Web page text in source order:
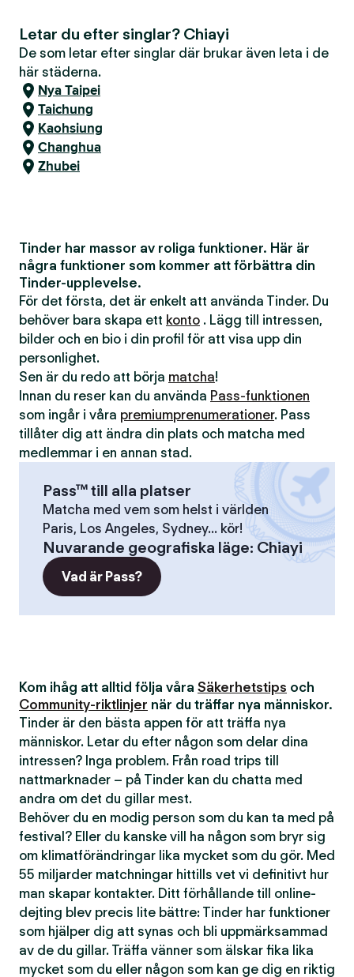
Letar du efter singlar? Chiayi
De som letar efter singlar där brukar även leta i de
här städerna.
Nya Taipei
Taichung
Kaohsiung
Changhua
Zhubei
Tinder har massor av roliga funktioner. Här är
några funktioner som kommer att förbättra din
Tinder-upplevelse.
För det första, det är enkelt att använda Tinder. Du
behöver bara skapa ett konto . Lägg till intressen,
bilder och en bio i din profil för att visa upp din
personlighet.
Sen är du redo att börja matcha!
Innan du reser kan du använda Pass-funktionen
som ingår i våra premiumprenumerationer. Pass
tillåter dig att ändra din plats och matcha med
medlemmar i en annan stad.
Pass™ till alla platser
Matcha med vem som helst i världen
Paris, Los Angeles, Sydney... kör!
Nuvarande geografiska läge: Chiayi
Vad är Pass?
Kom ihåg att alltid följa våra Säkerhetstips och
Community-riktlinjer när du träffar nya människor.
Tinder är den bästa appen för att träffa nya
människor. Letar du efter någon som delar dina
intressen? Inga problem. Från road trips till
nattmarknader – på Tinder kan du chatta med
andra om det du gillar mest.
Behöver du en modig person som du kan ta med på
festival? Eller du kanske vill ha någon som bryr sig
om klimatförändringar lika mycket som du gör. Med
55 miljarder matchningar hittills vet vi definitivt hur
man skapar kontakter. Ditt förhållande till online-
dejting blev precis lite bättre: Tinder har funktioner
som hjälper dig att synas och bli uppmärksammad
av de du gillar. Träffa vänner som älskar fika lika
mycket som du eller någon som kan ge dig en riktig